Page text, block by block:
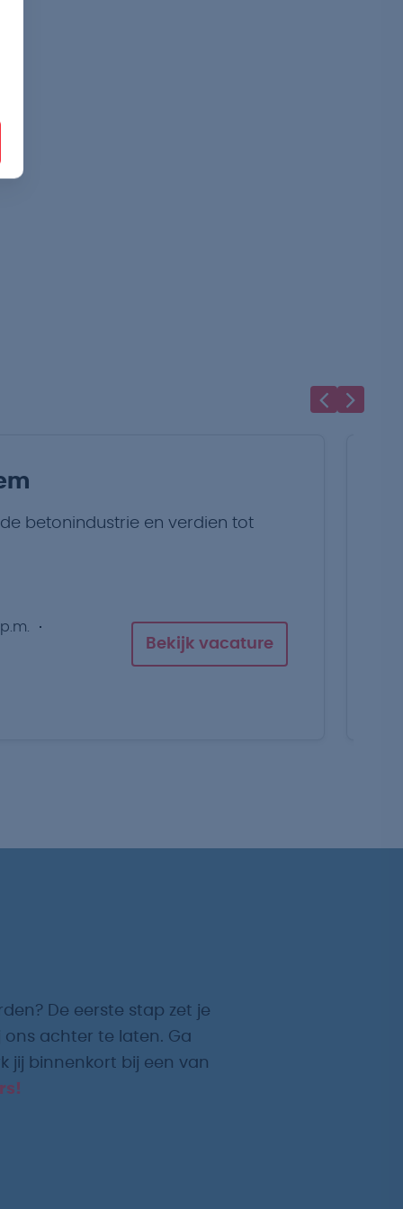
betonindustrie en verdien tot
Bekijk vacature
De eerste stap zet je
achter te laten. Ga
jij binnenkort bij een van